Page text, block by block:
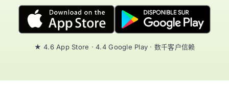
★ 4.6 App Store · 4.4 Google Play · 数千客户信赖